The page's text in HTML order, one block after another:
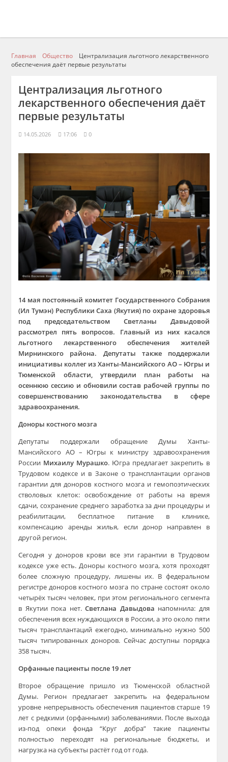
Главная Общество
Централизация льготного лекарственного
обеспечения даёт первые результаты
Централизация льготного
лекарственного обеспечения даёт
первые результаты
14.05.2026 17:06 0
14 мая постоянный комитет Государственного Собрания
(Ил Тумэн) Республики Саха (Якутия) по охране здоровья
под председательством Светланы Давыдовой
рассмотрел пять вопросов. Главный из них касался
льготного лекарственного обеспечения жителей
Мирнинского района. Депутаты также поддержали
инициативы коллег из Ханты-Мансийского АО – Югры и
Тюменской области, утвердили план работы на
осеннюю сессию и обновили состав рабочей группы по
совершенствованию законодательства в сфере
здравоохранения.
Доноры костного мозга
Депутаты поддержали обращение Думы Ханты-
Мансийского АО – Югры к министру здравоохранения
России Михаилу Мурашко. Югра предлагает закрепить в
Трудовом кодексе и в Законе о трансплантации органов
гарантии для доноров костного мозга и гемопоэтических
стволовых клеток: освобождение от работы на время
сдачи, сохранение среднего заработка за дни процедуры и
реабилитации, бесплатное питание в клинике,
компенсацию аренды жилья, если донор направлен в
другой регион.
Сегодня у доноров крови все эти гарантии в Трудовом
кодексе уже есть. Доноры костного мозга, хотя проходят
более сложную процедуру, лишены их. В федеральном
регистре доноров костного мозга по стране состоят около
четырёх тысяч человек, при этом регионального сегмента
в Якутии пока нет.Светлана Давыдова напомнила: для
обеспечения всех нуждающихся в России, а это около пяти
тысяч трансплантаций ежегодно, минимально нужно 500
тысяч типированных доноров. Сейчас доступны порядка
358 тысяч.
Орфанные пациенты после 19 лет
Второе обращение пришло из Тюменской областной
Думы. Регион предлагает закрепить на федеральном
уровне непрерывность обеспечения пациентов старше 19
лет с редкими (орфанными) заболеваниями. После выхода
из-под опеки фонда “Круг добра” такие пациенты
полностью переходят на региональные бюджеты, и
нагрузка на субъекты растёт год от года.